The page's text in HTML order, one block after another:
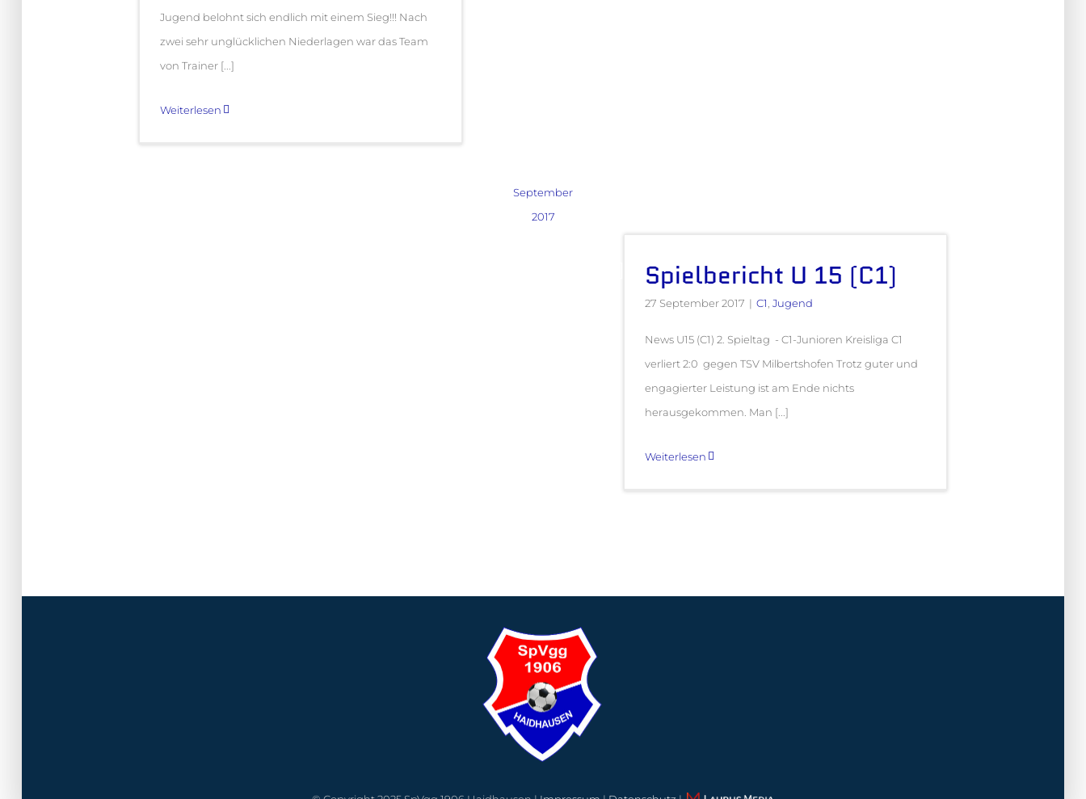
Jugend belohnt sich endlich mit einem Sieg!!! Nach
zwei sehr unglücklichen Niederlagen war das Team
von Trainer [...]
Weiterlesen
September
2017
Spielbericht U 15 (C1)
27 September 2017 | C1 Jugend
News U15 (C1) 2. Spieltag - C1-Junioren Kreisliga C1
verliert 2:0 gegen TSV Milbertshofen Trotz guter und
engagierter Leistung ist am Ende nichts
herausgekommen. Man [...]
Weiterlesen